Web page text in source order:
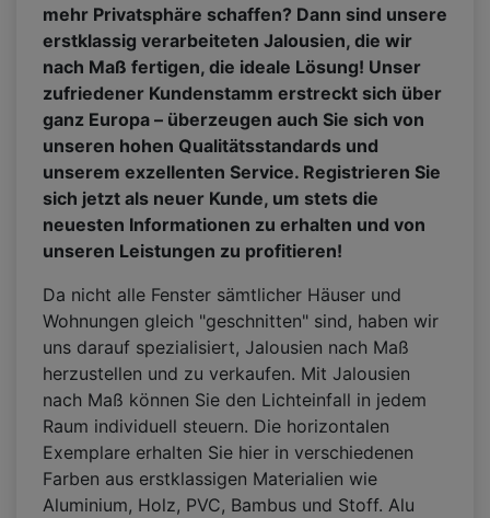
mehr Privatsphäre schaffen? Dann sind unsere
erstklassig verarbeiteten Jalousien, die wir
nach Maß fertigen, die ideale Lösung! Unser
zufriedener Kundenstamm erstreckt sich über
ganz Europa – überzeugen auch Sie sich von
unseren hohen Qualitätsstandards und
unserem exzellenten Service. Registrieren Sie
sich jetzt als neuer Kunde, um stets die
neuesten Informationen zu erhalten und von
unseren Leistungen zu profitieren!
Da nicht alle Fenster sämtlicher Häuser und
Wohnungen gleich "geschnitten" sind, haben wir
uns darauf spezialisiert, Jalousien nach Maß
herzustellen und zu verkaufen. Mit Jalousien
nach Maß können Sie den Lichteinfall in jedem
Raum individuell steuern. Die horizontalen
Exemplare erhalten Sie hier in verschiedenen
Farben aus erstklassigen Materialien wie
Aluminium, Holz, PVC, Bambus und Stoff. Alu